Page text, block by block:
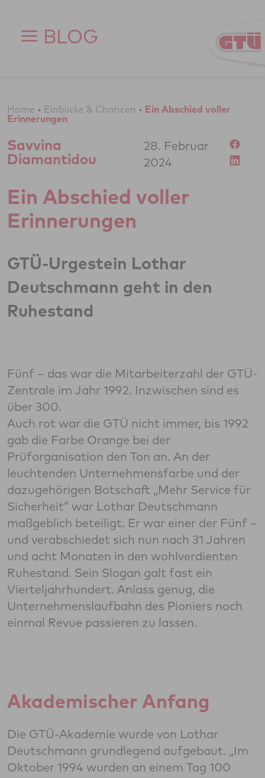
BLOG
Home • Einblicke & Chancen • Ein Abschied voller
Erinnerungen
Savvina
Diamantidou
28. Februar
2024
Ein Abschied voller
Erinnerungen
GTÜ-Urgestein Lothar
Deutschmann geht in den
Ruhestand
Fünf – das war die Mitarbeiterzahl der GTÜ-
Zentrale im Jahr 1992. Inzwischen sind es
über 300.
Auch rot war die GTÜ nicht immer, bis 1992
gab die Farbe Orange bei der
Prüforganisation den Ton an. An der
leuchtenden Unternehmensfarbe und der
dazugehörigen Botschaft „Mehr Service für
Sicherheit“ war Lothar Deutschmann
maßgeblich beteiligt. Er war einer der Fünf –
und verabschiedet sich nun nach 31 Jahren
und acht Monaten in den wohlverdienten
Ruhestand. Sein Slogan galt fast ein
Vierteljahrhundert. Anlass genug, die
Unternehmenslaufbahn des Pioniers noch
einmal Revue passieren zu lassen.
Akademischer Anfang
Die GTÜ-Akademie wurde von Lothar
Deutschmann grundlegend aufgebaut. „Im
Oktober 1994 wurden an einem Tag 100